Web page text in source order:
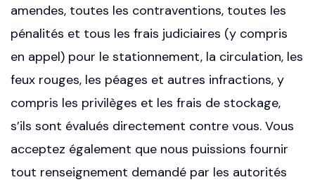
amendes, toutes les contraventions, toutes les
pénalités et tous les frais judiciaires (y compris
en appel) pour le stationnement, la circulation, les
feux rouges, les péages et autres infractions, y
compris les privilèges et les frais de stockage,
s’ils sont évalués directement contre vous. Vous
acceptez également que nous puissions fournir
tout renseignement demandé par les autorités